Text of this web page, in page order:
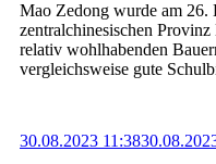
Mao Zedong wurde am 26.
zentralchinesischen
relativ wohlhabenden
vergleichsweise gute
30.08.2023 11:38